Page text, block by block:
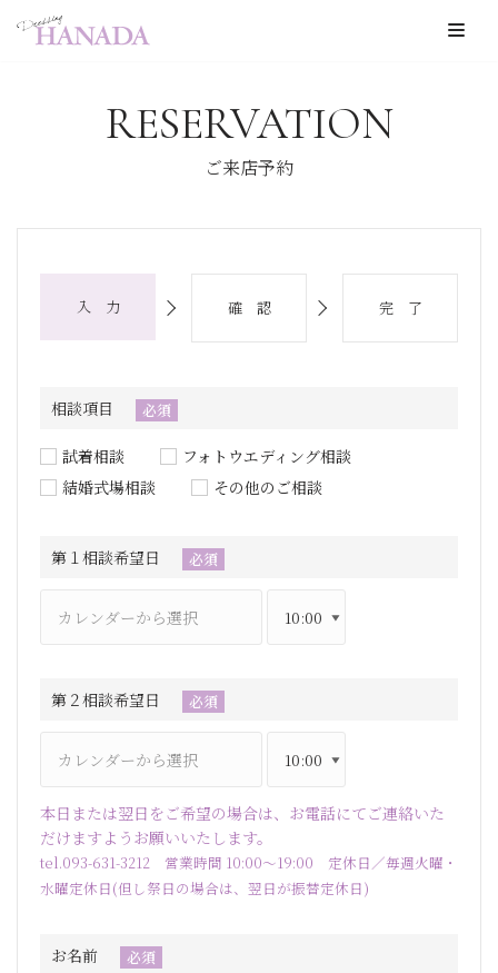
RESERVATION
ご来店予約
入 力 確 認 完 了
相談項目 必須
試着相談
フォトウエディング相談
結婚式場相談
その他のご相談
第１相談希望日 必須
第２相談希望日 必須
本日または翌日をご希望の場合は、お電話にてご連絡いた
だけますようお願いいたします。
tel.093-631-3212 営業時間 10:00～19:00 定休日／毎週火曜・
水曜定休日(但し祭日の場合は、翌日が振替定休日)
お名前 必須